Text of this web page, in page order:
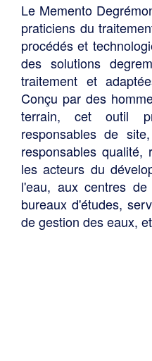
Le Memento
praticiens du
procédés et
des solutions
traitement et
Conçu par des
terrain, cet outil
responsables de
responsables qualité,
les acteurs du
l'eau, aux centres de
bureaux d'études,
de gestion des eaux,